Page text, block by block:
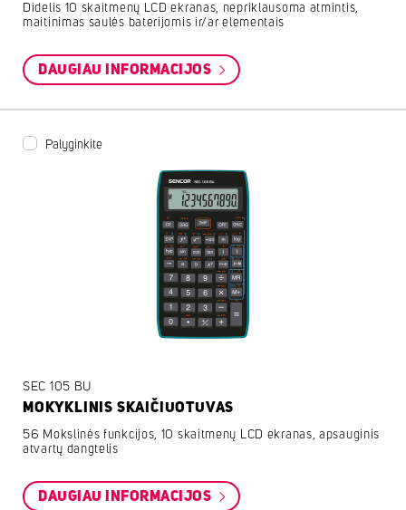
Didelis 10 skaitmenų LCD ekranas, nepriklausoma atmintis,
maitinimas saulės baterijomis ir/ar elementais
DAUGIAU INFORMACIJOS
Palyginkite
SEC 105 BU
MOKYKLINIS SKAIČIUOTUVAS
56 Mokslinės funkcijos, 10 skaitmenų LCD ekranas, apsauginis
atvartų dangtelis
DAUGIAU INFORMACIJOS